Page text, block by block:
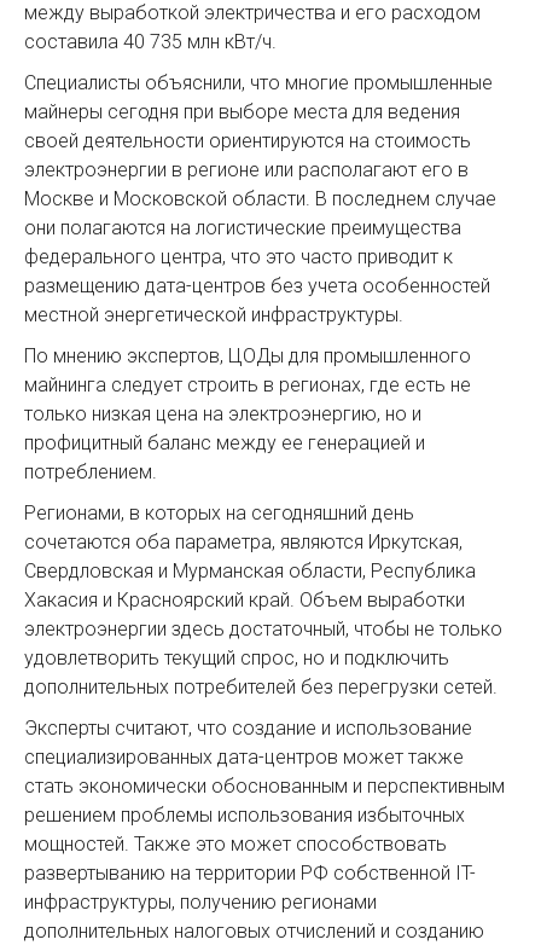
между выработкой электричества и его расходом
составила 40 735 млн кВт/ч.
Специалисты объяснили, что многие промышленные
майнеры сегодня при выборе места для ведения
своей деятельности ориентируются на стоимость
электроэнергии в регионе или располагают его в
Москве и Московской области. В последнем случае
они полагаются на логистические преимущества
федерального центра, что это часто приводит к
размещению дата-центров без учета особенностей
местной энергетической инфраструктуры.
По мнению экспертов, ЦОДы для промышленного
майнинга следует строить в регионах, где есть не
только низкая цена на электроэнергию, но и
профицитный баланс между ее генерацией и
потреблением.
Регионами, в которых на сегодняшний день
сочетаются оба параметра, являются Иркутская,
Свердловская и Мурманская области, Республика
Хакасия и Красноярский край. Объем выработки
электроэнергии здесь достаточный, чтобы не только
удовлетворить текущий спрос, но и подключить
дополнительных потребителей без перегрузки сетей.
Эксперты считают, что создание и использование
специализированных дата-центров может также
стать экономически обоснованным и перспективным
решением проблемы использования избыточных
мощностей. Также это может способствовать
развертыванию на территории РФ собственной IT-
инфраструктуры, получению регионами
дополнительных налоговых отчислений и созданию